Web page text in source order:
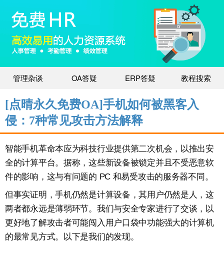
管理杂谈 OA答疑 ERP答疑 教程搜索
[点晴永久免费OA]手机如何被黑客入
侵：7种常见攻击方法解释
智能手机革命本应为科技行业提供第二次机会，以推出安
全的计算平台。据称，这些新设备被锁定并且不受恶意软
件的影响，这与有问题的 PC 和易受攻击的服务器不同。
但事实证明，手机仍然是计算设备，其用户仍然是人，这
两者都永远是薄弱环节。我们与安全专家进行了交谈，以
更好地了解攻击者可能闯入用户口袋中功能强大的计算机
的最常见方式。以下是我们的发现。